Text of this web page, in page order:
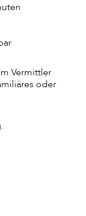
Vermittler
oder